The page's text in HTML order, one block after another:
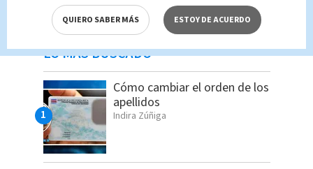
LO MÁS BUSCADO
Cómo cambiar el orden de los
apellidos
Indira Zúñiga
QUIERO SABER MÁS ESTOY DE ACUERDO